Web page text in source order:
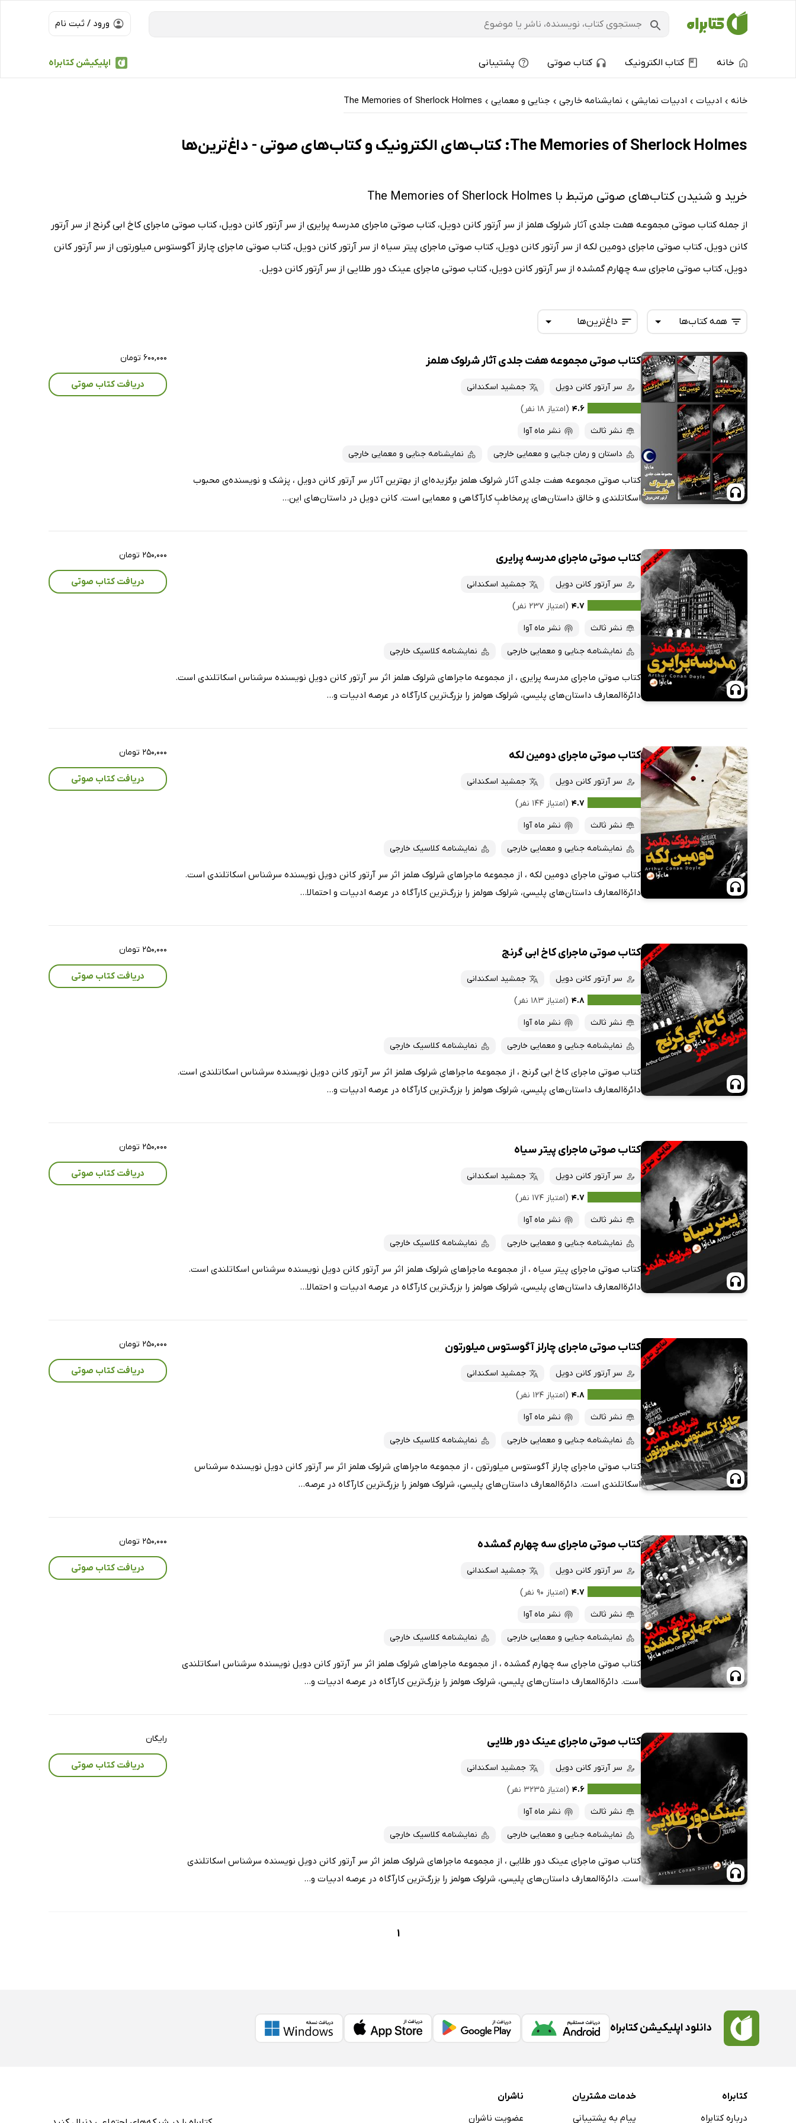
ورود / ثبت نام
اپلیکیشن کتابراه خانه کتاب الکترونیک کتاب صوتی پشتیبانی
خانه › ادبیات › ادبیات نمایشی › نمایشنامه خارجی › جنایی و معمایی ›
The Memories of Sherlock Holmes
The Memories of Sherlock Holmes: کتاب‌های الکترونیک و کتاب‌های صوتی - داغ‌ترین‌ها
خرید و شنیدن کتاب‌های صوتی مرتبط با The Memories of Sherlock Holmes
از جمله کتاب صوتی مجموعه هفت جلدی آثار شرلوک هلمز از سر آرتور کانن دویل، کتاب صوتی ماجرای مدرسه پرایری از سر آرتور کانن دویل، کتاب صوتی ماجرای کاخ ابی گرنج از سر آرتور
کانن دویل، کتاب صوتی ماجرای دومین لکه از سر آرتور کانن دویل، کتاب صوتی ماجرای پیتر سیاه از سر آرتور کانن دویل، کتاب صوتی ماجرای چارلز آگوستوس میلورتون از سر آرتور کانن
دویل، کتاب صوتی ماجرای سه چهارم گمشده از سر آرتور کانن دویل، کتاب صوتی ماجرای عینک دور طلایی از سر آرتور کانن دویل.
داغ‌ترین‌ها
تازه‌ها
داغ‌ترین‌ها
پربحث‌ها
ارزان ترین‌ها
همه کتاب‌ها
همه کتاب‌ها
کتاب‌های صوتی
کتاب‌های متنی
کتاب صوتی مجموعه هفت جلدی آثار شرلوک هلمز
سر آرتور کانن دویل
جمشید اسکندانی
۴.۶ (امتیاز ۱۸ نفر)
نشر ثالث
نشر ماه آوا
داستان و رمان جنایی و معمایی خارجی نمایشنامه جنایی و معمایی خارجی
کتاب صوتی مجموعه هفت جلدی آثار شرلوک هلمز برگزیده‌ای از بهترین آثار سر آرتور کانن دویل ، پزشک و نویسنده‌ی محبوب
اسکاتلندی و خالق داستان‌های پرمخاطبِ کارآگاهی و معمایی است. کانن دویل در داستان‌های این...
۶۰۰,۰۰۰ تومان
دریافت کتاب صوتی
کتاب صوتی ماجرای مدرسه پرایری
سر آرتور کانن دویل
جمشید اسکندانی
۴.۷ (امتیاز ۲۳۷ نفر)
نشر ثالث
نشر ماه آوا
نمایشنامه جنایی و معمایی خارجی نمایشنامه کلاسیک خارجی
کتاب صوتی ماجرای مدرسه پرایری ، از مجموعه‌ ماجراهای شرلوک‌ هلمز اثر سر آرتور کانن دویل نویسنده‌ سرشناس اسکاتلندی است.
دائرة‌المعارف داستان‌های پلیسی، شرلوک هولمز را بزرگ‌ترین کارآگاه در عرصه ادبیات و...
۲۵۰,۰۰۰ تومان
دریافت کتاب صوتی
کتاب صوتی ماجرای دومین لکه
سر آرتور کانن دویل
جمشید اسکندانی
۴.۷ (امتیاز ۱۴۴ نفر)
نشر ثالث
نشر ماه آوا
نمایشنامه جنایی و معمایی خارجی نمایشنامه کلاسیک خارجی
کتاب صوتی ماجرای دومین لکه ، از مجموعه‌ ماجراهای شرلوک‌ هلمز اثر سر آرتور کانن دویل نویسنده‌ سرشناس اسکاتلندی است.
دائرة‌المعارف داستان‌های پلیسی، شرلوک هولمز را بزرگ‌ترین کارآگاه در عرصه ادبیات و احتمالا...
۲۵۰,۰۰۰ تومان
دریافت کتاب صوتی
کتاب صوتی ماجرای کاخ ابی گرنج
سر آرتور کانن دویل
جمشید اسکندانی
۴.۸ (امتیاز ۱۸۳ نفر)
نشر ثالث
نشر ماه آوا
نمایشنامه جنایی و معمایی خارجی نمایشنامه کلاسیک خارجی
کتاب صوتی ماجرای کاخ ابی گرنج ، از مجموعه‌ ماجراهای شرلوک‌ هلمز اثر سر آرتور کانن دویل نویسنده‌ سرشناس اسکاتلندی است.
دائرة‌المعارف داستان‌های پلیسی، شرلوک هولمز را بزرگ‌ترین کارآگاه در عرصه ادبیات و...
۲۵۰,۰۰۰ تومان
دریافت کتاب صوتی
کتاب صوتی ماجرای پیتر سیاه
سر آرتور کانن دویل
جمشید اسکندانی
۴.۷ (امتیاز ۱۷۴ نفر)
نشر ثالث
نشر ماه آوا
نمایشنامه جنایی و معمایی خارجی نمایشنامه کلاسیک خارجی
کتاب صوتی ماجرای پیتر سیاه ، از مجموعه‌ ماجراهای شرلوک‌ هلمز اثر سر آرتور کانن دویل نویسنده‌ سرشناس اسکاتلندی است.
دائرة‌المعارف داستان‌های پلیسی، شرلوک هولمز را بزرگ‌ترین کارآگاه در عرصه ادبیات و احتمالا...
۲۵۰,۰۰۰ تومان
دریافت کتاب صوتی
کتاب صوتی ماجرای چارلز آگوستوس میلورتون
سر آرتور کانن دویل
جمشید اسکندانی
۴.۸ (امتیاز ۱۲۴ نفر)
نشر ثالث
نشر ماه آوا
نمایشنامه جنایی و معمایی خارجی نمایشنامه کلاسیک خارجی
کتاب صوتی ماجرای چارلز آگوستوس میلورتون ، از مجموعه‌ ماجراهای شرلوک‌ هلمز اثر سر آرتور کانن دویل نویسنده‌ سرشناس
اسکاتلندی است. دائرة‌المعارف داستان‌های پلیسی، شرلوک هولمز را بزرگ‌ترین کارآگاه در عرصه...
۲۵۰,۰۰۰ تومان
دریافت کتاب صوتی
کتاب صوتی ماجرای سه چهارم گمشده
سر آرتور کانن دویل
جمشید اسکندانی
۴.۷ (امتیاز ۹۰ نفر)
نشر ثالث
نشر ماه آوا
نمایشنامه جنایی و معمایی خارجی نمایشنامه کلاسیک خارجی
کتاب صوتی ماجرای سه چهارم گمشده ، از مجموعه‌ ماجراهای شرلوک‌ هلمز اثر سر آرتور کانن دویل نویسنده‌ سرشناس اسکاتلندی
است. دائرة‌المعارف داستان‌های پلیسی، شرلوک هولمز را بزرگ‌ترین کارآگاه در عرصه ادبیات و...
۲۵۰,۰۰۰ تومان
دریافت کتاب صوتی
کتاب صوتی ماجرای عینک دور طلایی
سر آرتور کانن دویل
جمشید اسکندانی
۴.۶ (امتیاز ۳۲۳۵ نفر)
نشر ثالث
نشر ماه آوا
نمایشنامه جنایی و معمایی خارجی نمایشنامه کلاسیک خارجی
کتاب صوتی ماجرای عینک دور طلایی ، از مجموعه‌ ماجراهای شرلوک‌ هلمز اثر سر آرتور کانن دویل نویسنده‌ سرشناس اسکاتلندی
است. دائرة‌المعارف داستان‌های پلیسی، شرلوک هولمز را بزرگ‌ترین کارآگاه در عرصه ادبیات و...
رایگان
دریافت کتاب صوتی
1
دانلود اپلیکیشن کتابراه
کتابراه
درباره کتابراه
خدمات مشتریان
پیام به پشتیبانی
ناشران
عضویت ناشران